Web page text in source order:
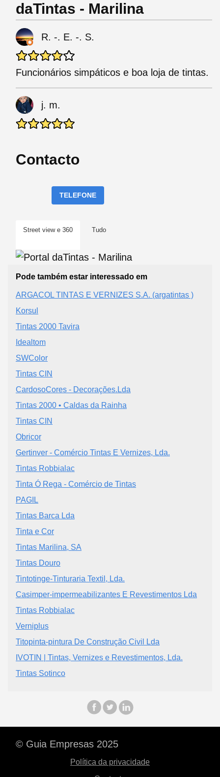
daTintas - Marilina
R. -. E. -. S.
Funcionários simpáticos e boa loja de tintas.
j. m.
Contacto
TELEFONE
Street view e 360 Tudo
Pode também estar interessado em
ARGACOL TINTAS E VERNIZES S.A. (argatintas )
Korsul
Tintas 2000 Tavira
Idealtom
SWColor
Tintas CIN
CardosoCores - Decorações.Lda
Tintas 2000 • Caldas da Rainha
Tintas CIN
Obricor
Gertinver - Comércio Tintas E Vernizes, Lda.
Tintas Robbialac
Tinta Ó Rega - Comércio de Tintas
PAGIL
Tintas Barca Lda
Tinta e Cor
Tintas Marilina, SA
Tintas Douro
Tintotinge-Tinturaria Textil, Lda.
Casimper-impermeabilizantes E Revestimentos Lda
Tintas Robbialac
Verniplus
Titopinta-pintura De Construção Civil Lda
IVOTIN | Tintas, Vernizes e Revestimentos, Lda.
Tintas Sotinco
© Guia Empresas 2025
Política da privacidade